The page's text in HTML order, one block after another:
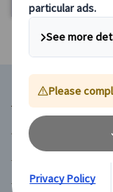
マイバスヨーロ
フランス
イギリス
イタリア